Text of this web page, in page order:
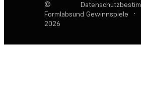
©
Formlabs
2026
und Gewinnspiele
·